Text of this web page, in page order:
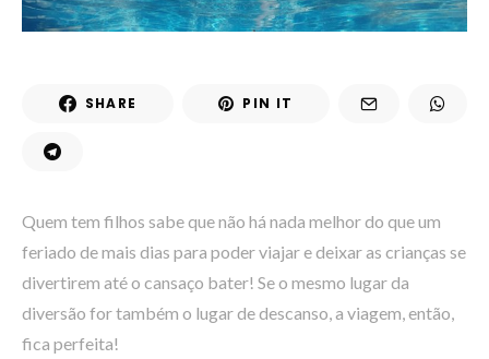
SHARE PIN IT
Quem tem filhos sabe que não há nada melhor do que um
feriado de mais dias para poder viajar e deixar as crianças se
divertirem até o cansaço bater! Se o mesmo lugar da
diversão for também o lugar de descanso, a viagem, então,
fica perfeita!